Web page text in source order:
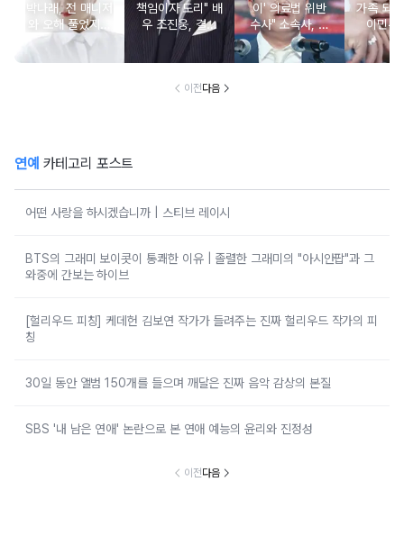
박나래, 전 매니저
와 오해 풀었지만
불찰 반성
책임이자 도리" 배
우 조진웅, 결국
은퇴 선언
이' 의료법 위반
수사" 소속사, 수
면제 대리수령 불
찰...
가족 되
이민우
이전다음
연예 카테고리 포스트
어떤 사랑을 하시겠습니까 | 스티브 레이시
BTS의 그래미 보이콧이 통쾌한 이유 | 졸렬한 그래미의 "아시안팝"과 그
와중에 간보는 하이브
[헐리우드 피칭] 케데헌 김보연 작가가 들려주는 진짜 헐리우드 작가의 피
칭
30일 동안 앨범 150개를 들으며 깨달은 진짜 음악 감상의 본질
SBS '내 남은 연애' 논란으로 본 연애 예능의 윤리와 진정성
이전다음